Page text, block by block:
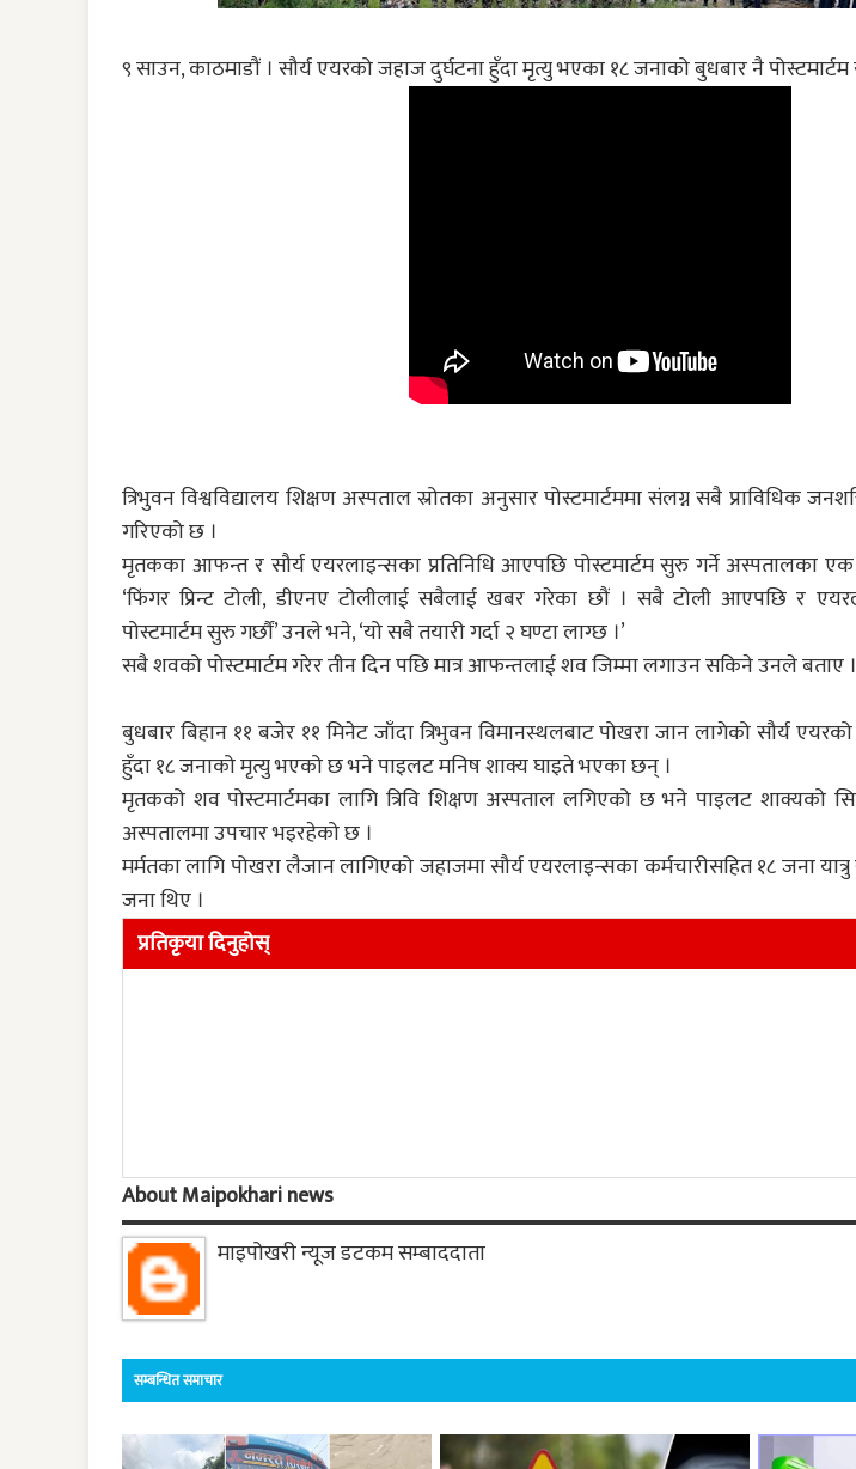
९ साउन, काठमाडौं । सौर्य एयरको जहाज दुर्घटना हुँदा मृत्यु भएका १८ जनाको बुधबार नै
त्रिभुवन विश्वविद्यालय शिक्षण अस्पताल स्रोतका अनुसार पोस्टमार्टममा संलग्न सबै प्राविधिक
गरिएको छ ।
मृतकका आफन्त र सौर्य एयरलाइन्सका प्रतिनिधि आएपछि पोस्टमार्टम सुरु गर्ने अस्पतालका
‘फिंगर प्रिन्ट टोली, डीएनए टोलीलाई सबैलाई खबर गरेका छौं । सबै टोली आएपछि र
पोस्टमार्टम सुरु गर्छौं’ उनले भने, ‘यो सबै तयारी गर्दा २ घण्टा लाग्छ ।’
सबै शवको पोस्टमार्टम गरेर तीन दिन पछि मात्र आफन्तलाई शव जिम्मा लगाउन सकिने उनले बताए ।
बुधबार बिहान ११ बजेर ११ मिनेट जाँदा त्रिभुवन विमानस्थलबाट पोखरा जान लागेको सौर्य
हुँदा १८ जनाको मृत्यु भएको छ भने पाइलट मनिष शाक्य घाइते भएका छन् ।
मृतकको शव पोस्टमार्टमका लागि त्रिवि शिक्षण अस्पताल लगिएको छ भने पाइलट शाक्यको
अस्पतालमा उपचार भइरहेको छ ।
मर्मतका लागि पोखरा लैजान लागिएको जहाजमा सौर्य एयरलाइन्सका कर्मचारीसहित १८ जना
जना थिए ।
प्रतिकृया दिनुहोस्
About Maipokhari news
माइपोखरी न्यूज डटकम सम्बाददाता
सम्बन्धित समाचार